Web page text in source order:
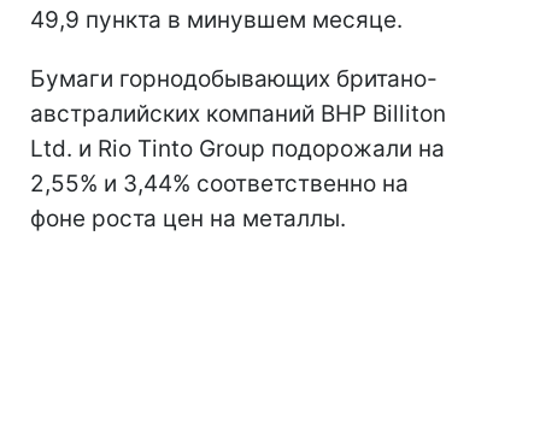
49,9 пункта в минувшем месяце.
Бумаги горнодобывающих британо-
австралийских компаний BHP Billiton
Ltd. и Rio Tinto Group подорожали на
2,55% и 3,44% соответственно на
фоне роста цен на металлы.